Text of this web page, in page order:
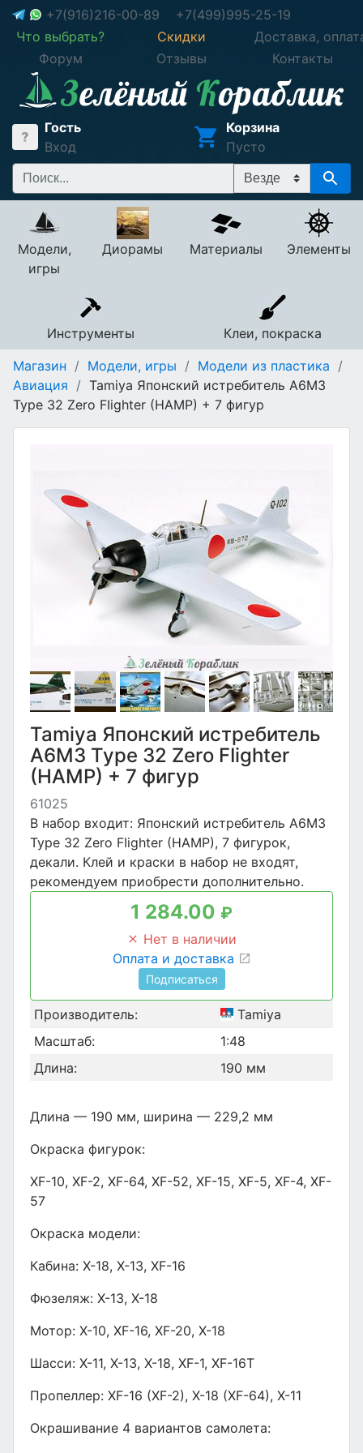
+7(916)216-00-89
+7(499)995-25-19
Что выбрать?
Скидки
Доставка,
Форум
Отзывы Контакты
Гость
Вход
Корзина
Пусто
Модели,
игры
Диорамы Материалы Элементы
Инструменты
Клеи, покраска
Магазин / Модели, игры / Модели из пластика /
Авиация / Tamiya Японский истребитель A6M3
Type 32 Zero FIighter (HAMP) + 7 фигур
Tamiya Японский истребитель
A6M3 Type 32 Zero FIighter
(HAMP) + 7 фигур
61025
В набор входит: Японский истребитель A6M3
Type 32 Zero FIighter (HAMP), 7 фигурок,
декали. Клей и краски в набор не входят,
рекомендуем приобрести дополнительно.
1 284.00 ₽
Нет в наличии
Оплата и доставка
Подписаться
Производитель:
Tamiya
Масштаб:
1:48
Длина:
190 мм
Длина — 190 мм, ширина — 229,2 мм
Окраска фигурок:
XF-10, XF-2, XF-64, XF-52, XF-15, XF-5, XF-4, XF-
57
Окраска модели:
Кабина: X-18, X-13, XF-16
Фюзеляж: X-13, X-18
Мотор: X-10, XF-16, XF-20, X-18
Шасси: X-11, X-13, X-18, XF-1, XF-16T
Пропеллер: XF-16 (XF-2), X-18 (XF-64), X-11
Окрашивание 4 вариантов самолета: